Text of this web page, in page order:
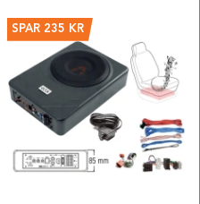
SPAR 235 KR